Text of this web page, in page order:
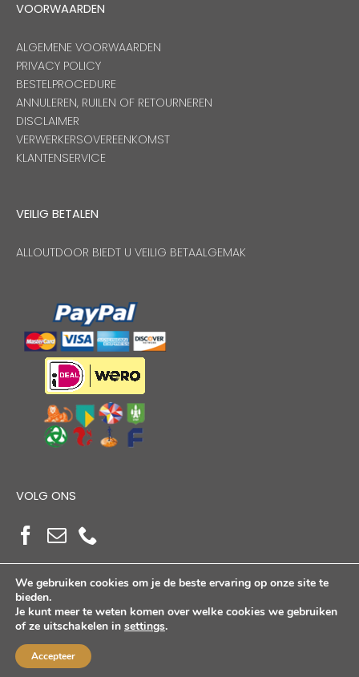
VOORWAARDEN
ALGEMENE VOORWAARDEN
PRIVACY POLICY
BESTELPROCEDURE
ANNULEREN, RUILEN OF RETOURNEREN
DISCLAIMER
VERWERKERSOVEREENKOMST
KLANTENSERVICE
VEILIG BETALEN
ALLOUTDOOR BIEDT U VEILIG BETAALGEMAK
VOLG ONS
Copyright Alloutdoorshop © 2026. Alle Rechten
KVK: 17264972 | BTW: NL821384764B01
We gebruiken cookies om je de beste ervaring op onze site te
bieden.
Je kunt meer te weten komen over welke cookies we gebruiken
of ze uitschakelen in settings.
Accepteer